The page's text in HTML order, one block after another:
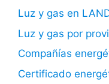
Luz y gas en
Luz y gas por
Compañías
Certificado